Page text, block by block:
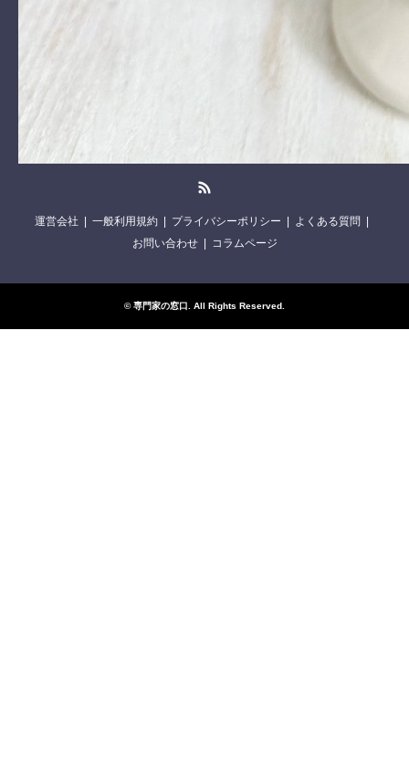
運営会社 一般利用規約 プライバシーポリシー
よくある質問
お問い合わせ
コラムページ
©専門家の窓口. All Rights Reserved.